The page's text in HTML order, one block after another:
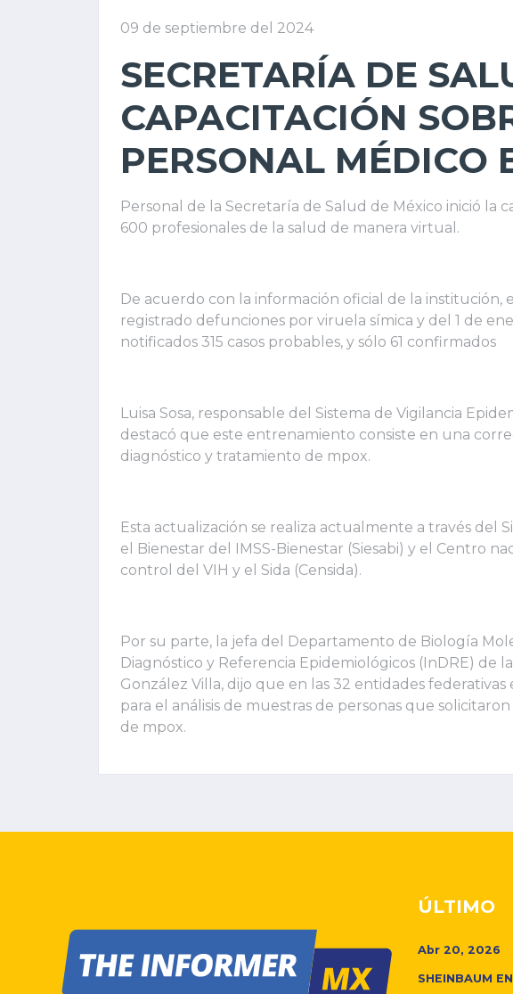
09 de septiembre del 2024
SECRETARÍA DE
CAPACITACIÓN
PERSONAL MÉDICO
Personal de la Secretaría de Salud de México inició la
600 profesionales de la salud de manera virtual.
De acuerdo con la información oficial de la institución,
registrado defunciones por viruela símica y del 1 de
notificados 315 casos probables, y sólo 61 confirmados
Luisa Sosa, responsable del Sistema de Vigilancia
destacó que este entrenamiento consiste en una
diagnóstico y tratamiento de mpox.
Esta actualización se realiza actualmente a través del
el Bienestar del IMSS-Bienestar (Siesabi) y el Centro
control del VIH y el Sida (Censida).
Por su parte, la jefa del Departamento de Biología
Diagnóstico y Referencia Epidemiológicos (InDRE) de
González Villa, dijo que en las 32 entidades
para el análisis de muestras de personas que
de mpox.
ÚLTIMO
Abr 20, 2026
SHEINBAUM